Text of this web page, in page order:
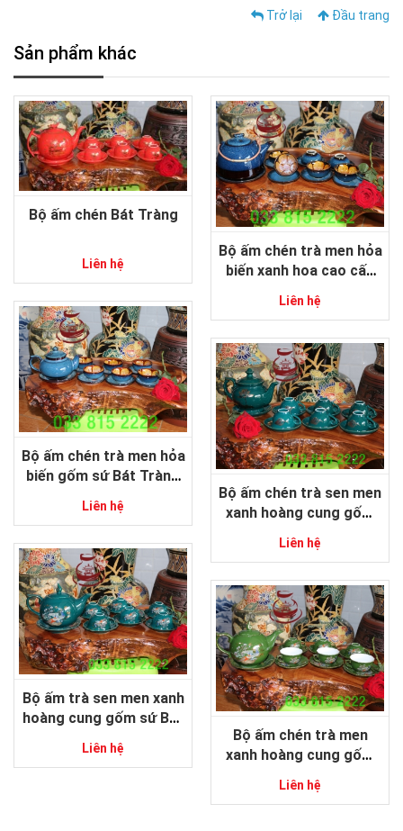
Trở lại Đầu trang
Sản phẩm khác
Bộ ấm chén Bát Tràng
Liên hệ
Bộ ấm chén trà men hỏa
biến xanh hoa cao cấp
Liên hệ
Bộ ấm chén trà men hỏa
biến gốm sứ Bát Tràng
Liên hệ
Bộ ấm chén trà sen men
xanh hoàng cung gốm
Liên hệ
Bộ ấm trà sen men xanh
hoàng cung gốm sứ Bát
Liên hệ
Bộ ấm chén trà men
xanh hoàng cung gốm
Liên hệ